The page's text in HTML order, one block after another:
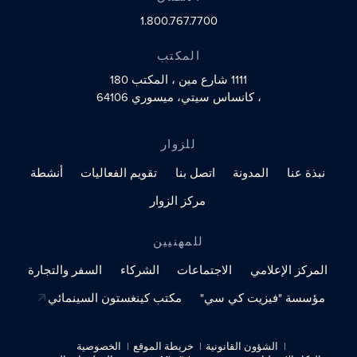
1.800.767.7700
المكتب
1111 شارع مين
، المكتب 180
، كانساس سيتي، ميسوري 64106
للزوار
نبذة عنا
المدونة اتصل بنا تقويم الفعاليات
أنشطة
مركز الزوار
للمهنيين
المركز الإعلامي
الاجتماعات الشركاء
السفر والتجارة
مؤسسة "فيزيت كي سي"
مكتب كينغستون السينمائي
الشؤون القانونية خريطة الموقع
الخصوصية